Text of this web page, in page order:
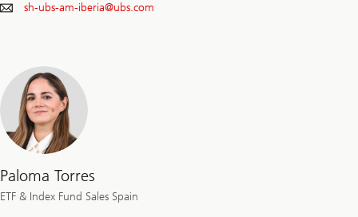
sh-ubs-am-iberia@ubs.com
Paloma Torres
ETF & Index Fund Sales Spain